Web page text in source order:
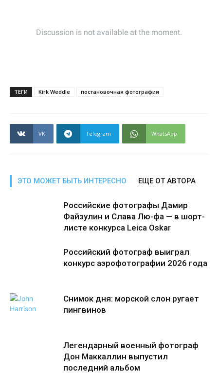
ТЕГИ Kirk Weddle постановочная фотография
VK Telegram WhatsApp
ЭТО МОЖЕТ БЫТЬ ИНТЕРЕСНО ЕЩЕ ОТ АВТОРА
Российские фотографы Дамир
Файзулин и Слава Лю-фа — в шорт-
листе конкурса Leica Oskar
Российский фотограф выиграл
конкурс аэрофотографии 2026 года
Снимок дня: морской слон ругает
пингвинов
Легендарный военный фотограф
Дон Маккаллин выпустил
последний альбом